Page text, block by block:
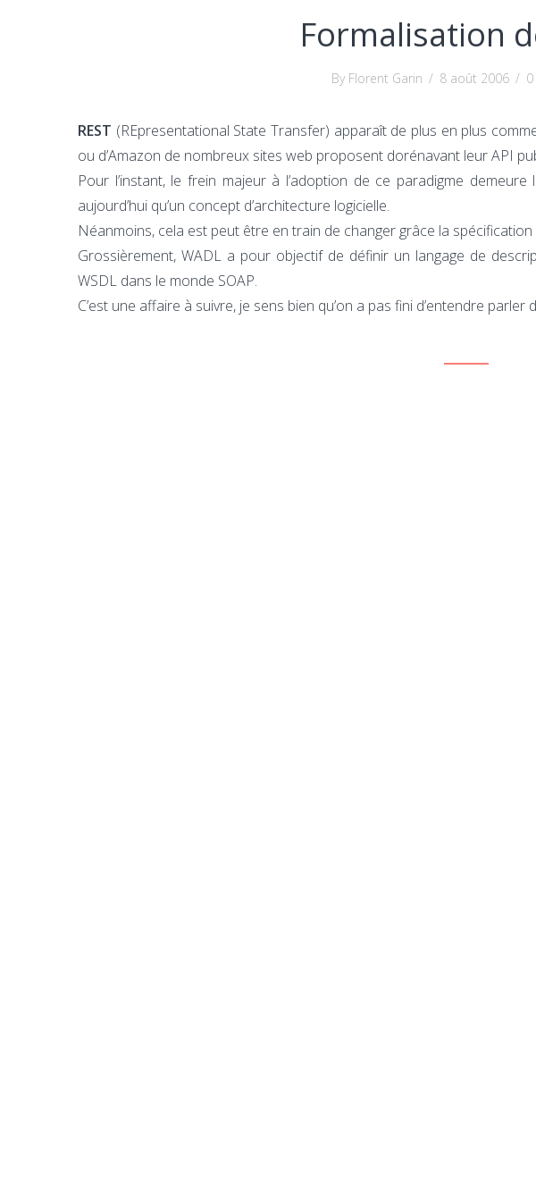
Formalisation
By Florent Garin / 8 août 2006 /
REST (REpresentational State Transfer) apparaît de plus en plus
ou d’Amazon de nombreux sites web proposent dorénavant leur API
Pour l’instant, le frein majeur à l’adoption de ce paradigme demeure
aujourd’hui qu’un concept d’architecture logicielle.
Néanmoins, cela est peut être en train de changer grâce la spécification
Grossièrement, WADL a pour objectif de définir un langage de
WSDL dans le monde SOAP.
C’est une affaire à suivre, je sens bien qu’on a pas fini d’entendre parler